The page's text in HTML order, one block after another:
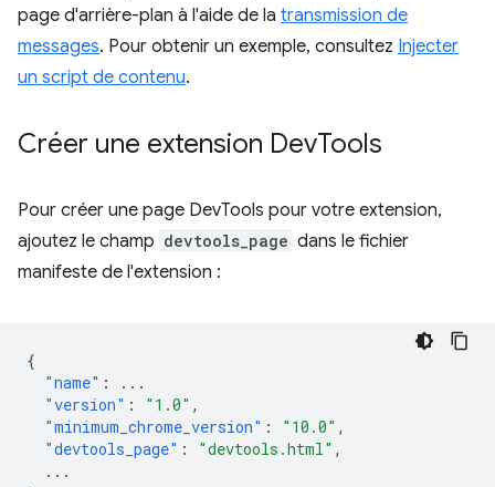
page d'arrière-plan à l'aide de la transmission de
messages. Pour obtenir un exemple, consultez Injecter
un script de contenu.
Créer une extension DevTools
Pour créer une page DevTools pour votre extension,
ajoutez le champ devtools_page dans le fichier
manifeste de l'extension :
{
"name" :
...
"version" : "1.0" ,
"minimum_chrome_version" : "10.0" ,
"devtools_page" : "devtools.html" ,
...